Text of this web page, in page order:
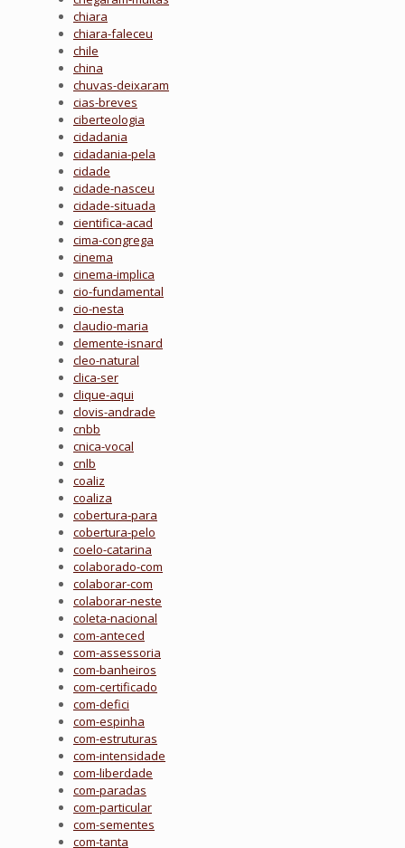
chiara
chiara-faleceu
chile
china
chuvas-deixaram
cias-breves
ciberteologia
cidadania
cidadania-pela
cidade
cidade-nasceu
cidade-situada
cientifica-acad
cima-congrega
cinema
cinema-implica
cio-fundamental
cio-nesta
claudio-maria
clemente-isnard
cleo-natural
clica-ser
clique-aqui
clovis-andrade
cnbb
cnica-vocal
cnlb
coaliz
coaliza
cobertura-para
cobertura-pelo
coelo-catarina
colaborado-com
colaborar-com
colaborar-neste
coleta-nacional
com-anteced
com-assessoria
com-banheiros
com-certificado
com-defici
com-espinha
com-estruturas
com-intensidade
com-liberdade
com-paradas
com-particular
com-sementes
com-tanta